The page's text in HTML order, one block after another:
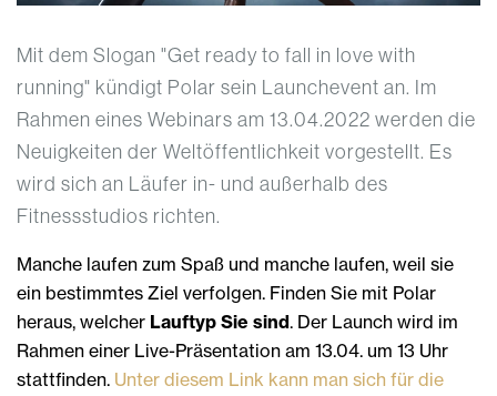
Mit dem Slogan "Get ready to fall in love with
running" kündigt Polar sein Launchevent an. Im
Rahmen eines Webinars am 13.04.2022 werden die
Neuigkeiten der Weltöffentlichkeit vorgestellt. Es
wird sich an Läufer in- und außerhalb des
Fitnessstudios richten.
Manche laufen zum Spaß und manche laufen, weil sie
ein bestimmtes Ziel verfolgen. Finden Sie mit Polar
heraus, welcher Lauftyp Sie sind. Der Launch wird im
Rahmen einer Live-Präsentation am 13.04. um 13 Uhr
stattfinden. Unter diesem Link kann man sich für die